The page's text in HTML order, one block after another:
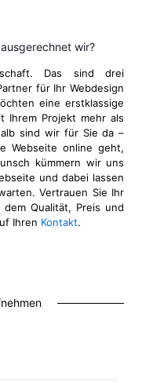
wir?
Das sind drei
für Ihr Webdesign
eine erstklassige
Ihrem Projekt mehr als
sind wir für Sie da –
Webseite online geht,
kümmern wir uns
und dabei lassen
Vertrauen Sie Ihr
Qualität, Preis und
Ihren Kontakt.